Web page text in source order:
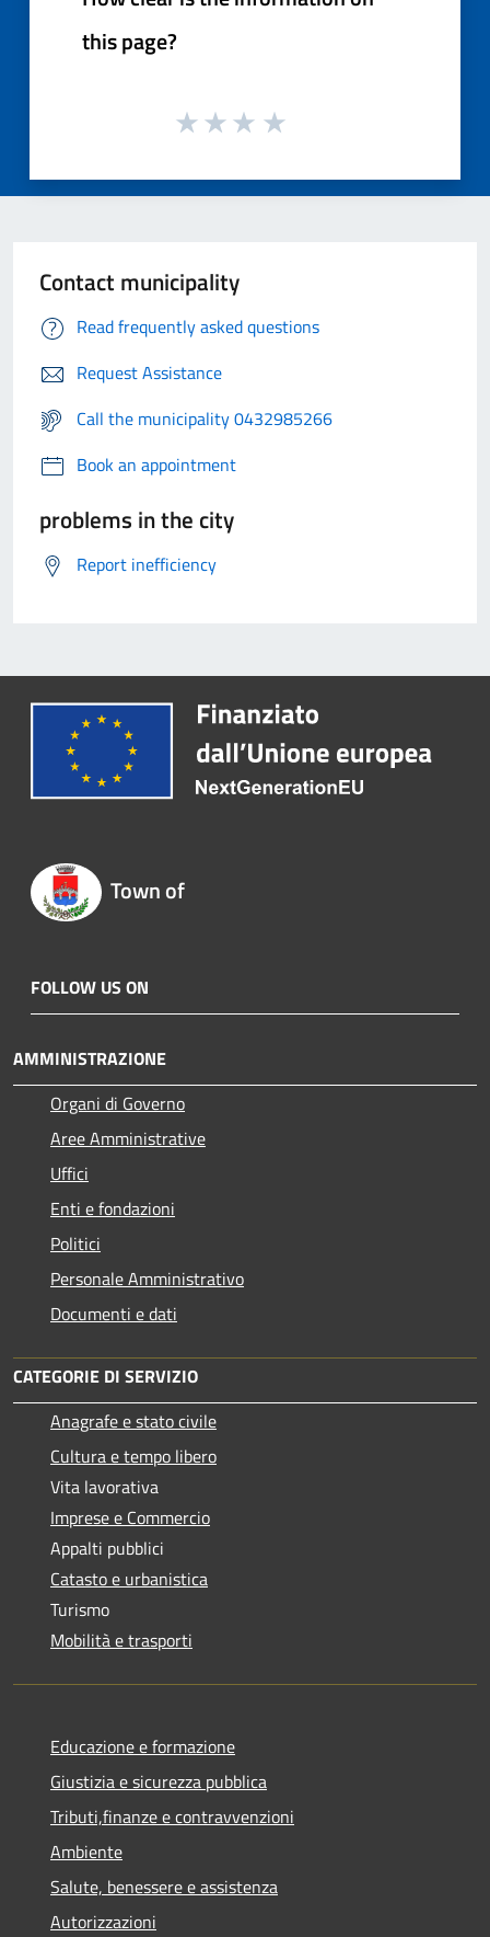
this page?
Contact municipality
Read frequently asked questions
Request Assistance
Call the municipality 0432985266
Book an appointment
problems in the city
Report inefficiency
Town of
FOLLOW US ON
AMMINISTRAZIONE
Organi di Governo
Aree Amministrative
Uffici
Enti e fondazioni
Politici
Personale Amministrativo
Documenti e dati
CATEGORIE DI SERVIZIO
Anagrafe e stato civile
Cultura e tempo libero
Vita lavorativa
Imprese e Commercio
Appalti pubblici
Catasto e urbanistica
Turismo
Mobilità e trasporti
Educazione e formazione
Giustizia e sicurezza pubblica
Tributi,finanze e contravvenzioni
Ambiente
Salute, benessere e assistenza
Autorizzazioni